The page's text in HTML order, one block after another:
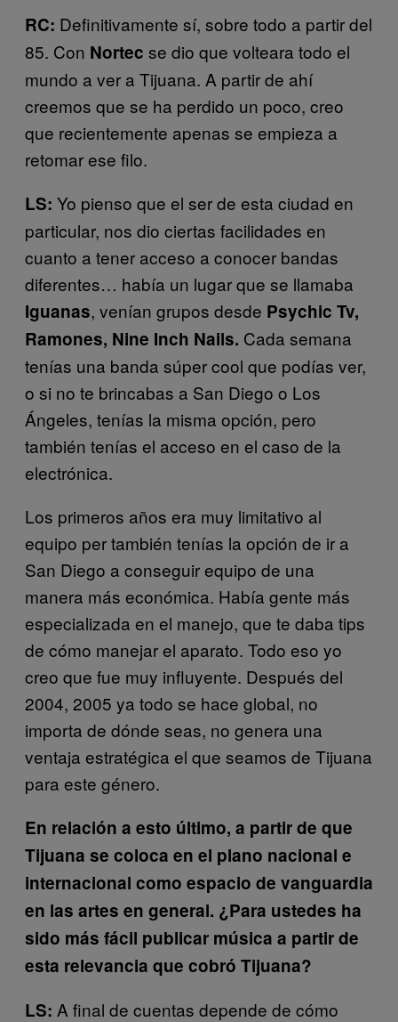
RC: Definitivamente sí, sobre todo a partir del
85. Con Nortec se dio que volteara todo el
mundo a ver a Tijuana. A partir de ahí
creemos que se ha perdido un poco, creo
que recientemente apenas se empieza a
retomar ese filo.
LS: Yo pienso que el ser de esta ciudad en
particular, nos dio ciertas facilidades en
cuanto a tener acceso a conocer bandas
diferentes… había un lugar que se llamaba
Iguanas, venían grupos desde Psychic Tv,
Ramones, Nine Inch Nails. Cada semana
tenías una banda súper cool que podías ver,
o si no te brincabas a San Diego o Los
Ángeles, tenías la misma opción, pero
también tenías el acceso en el caso de la
electrónica.
Los primeros años era muy limitativo al
equipo per también tenías la opción de ir a
San Diego a conseguir equipo de una
manera más económica. Había gente más
especializada en el manejo, que te daba tips
de cómo manejar el aparato. Todo eso yo
creo que fue muy influyente. Después del
2004, 2005 ya todo se hace global, no
importa de dónde seas, no genera una
ventaja estratégica el que seamos de Tijuana
para este género.
En relación a esto último, a partir de que
Tijuana se coloca en el plano nacional e
internacional como espacio de vanguardia
en las artes en general. ¿Para ustedes ha
sido más fácil publicar música a partir de
esta relevancia que cobró Tijuana?
LS: A final de cuentas depende de cómo